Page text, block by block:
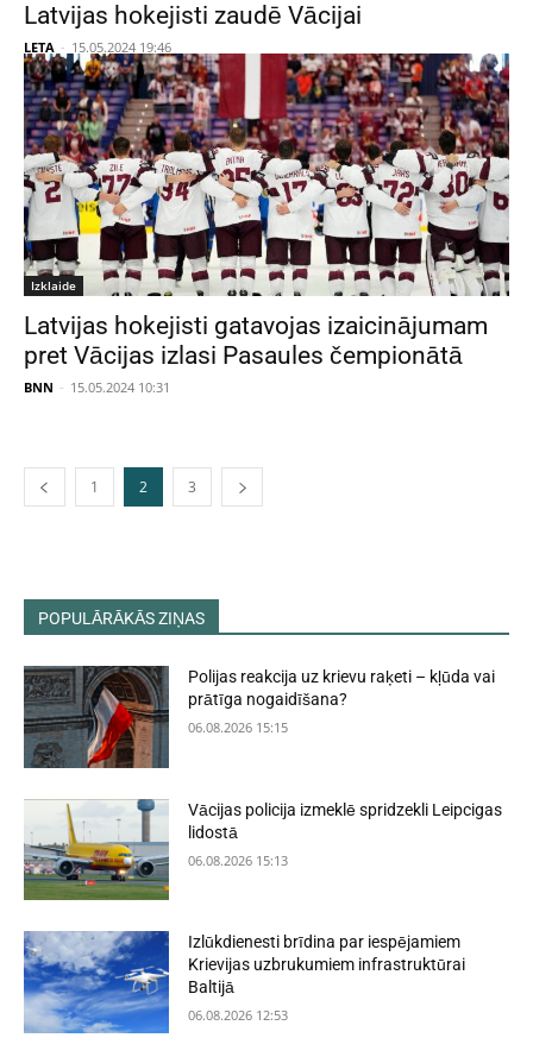
Latvijas hokejisti zaudē Vācijai
LETA - 15.05.2024 19:46
Izklaide
Latvijas hokejisti gatavojas izaicinājumam
pret Vācijas izlasi Pasaules čempionātā
BNN - 15.05.2024 10:31
1 2 3
POPULĀRĀKĀS ZIŅAS
Polijas reakcija uz krievu raķeti – kļūda vai
prātīga nogaidīšana?
06.08.2026 15:15
Vācijas policija izmeklē spridzekli Leipcigas
lidostā
06.08.2026 15:13
Izlūkdienesti brīdina par iespējamiem
Krievijas uzbrukumiem infrastruktūrai
Baltijā
06.08.2026 12:53